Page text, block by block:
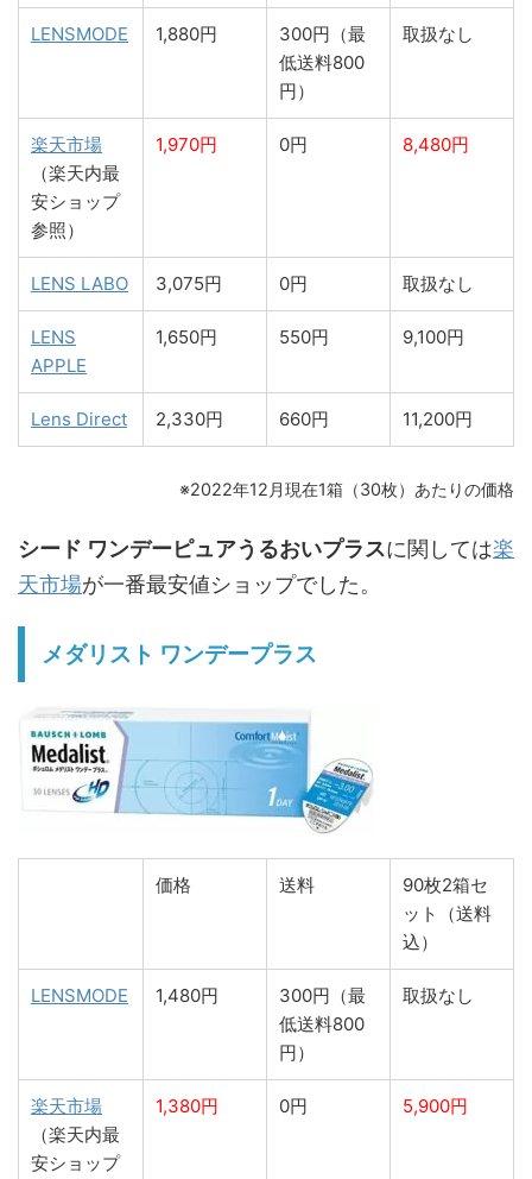
LENSMODE 1,880円
300円（最
低送料800
円）
取扱なし
楽天市場
（楽天内最
安ショップ
参照）
1,970円 0円 8,480円
LENS LABO 3,075円 0円 取扱なし
LENS
APPLE
1,650円 550円 9,100円
Lens Direct 2,330円 660円 11,200円
※2022年12月現在1箱（30枚）あたりの価格
シード ワンデーピュアうるおいプラスに関しては楽
天市場が一番最安値ショップでした。
メダリスト ワンデープラス
価格 送料
90枚2箱セ
ット（送料
込）
LENSMODE 1,480円
300円（最
低送料800
円）
取扱なし
楽天市場
（楽天内最
安ショップ
1,380円 0円 5,900円